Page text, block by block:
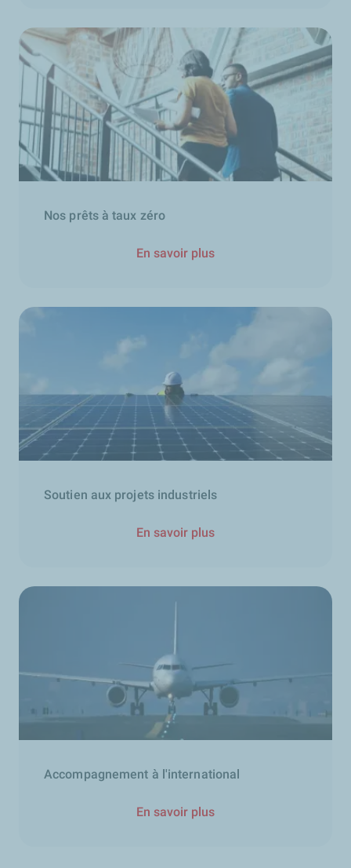
Nos prêts à taux zéro
En savoir plus
Soutien aux projets industriels
En savoir plus
Accompagnement à l'international
En savoir plus